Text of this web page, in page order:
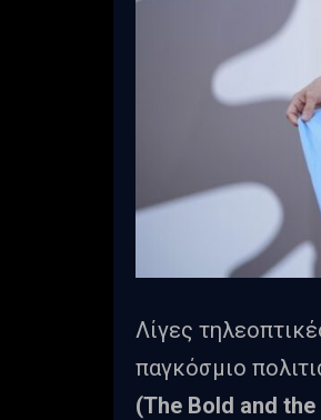
Λίγες
παγκόσμιο
(The Bold and